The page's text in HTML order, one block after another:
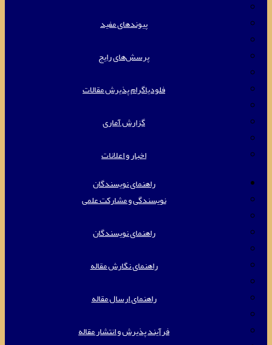
پیوندهای مفید
پرسش‌های رایج
فلودیاگرام پذیرش مقالات
گزارش آماری
اخبار و اعلانات
راهنمای نویسندگان
نویسندگی و مشارکت علمی
راهنمای نویسندگان
راهنمای نگارش مقاله
راهنمای ارسال مقاله
فرآیند پذیرش و انتشار مقاله